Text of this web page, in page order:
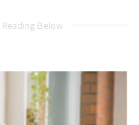
Below